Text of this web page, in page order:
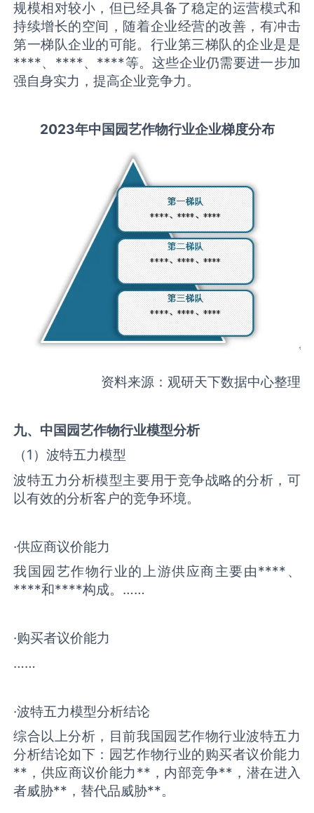
规模相对较小，但已经具备了稳定的运营模式和
持续增长的空间，随着企业经营的改善，有冲击
第一梯队企业的可能。行业第三梯队的企业是是
****、****、****等。这些企业仍需要进一步加
强自身实力，提高企业竞争力。
2023年中国园艺作物行业企业梯度分布
资料来源：观研天下数据中心整理
九、中国园艺作物行业模型分析
（1）波特五力模型
波特五力分析模型主要用于竞争战略的分析，可
以有效的分析客户的竞争环境。
·供应商议价能力
我国园艺作物行业的上游供应商主要由****、
****和****构成。……
·购买者议价能力
……
·波特五力模型分析结论
综合以上分析，目前我国园艺作物行业波特五力
分析结论如下：园艺作物行业的购买者议价能力
**，供应商议价能力**，内部竞争**，潜在进入
者威胁**，替代品威胁**。